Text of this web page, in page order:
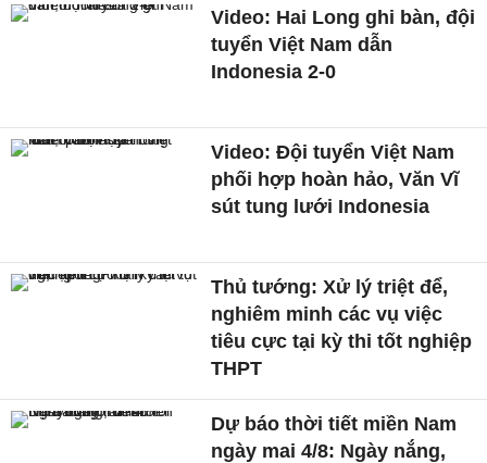
Video: Hai Long ghi bàn, đội
tuyển Việt Nam dẫn
Indonesia 2-0
Video: Đội tuyển Việt Nam
phối hợp hoàn hảo, Văn Vĩ
sút tung lưới Indonesia
Thủ tướng: Xử lý triệt để,
nghiêm minh các vụ việc
tiêu cực tại kỳ thi tốt nghiệp
THPT
Dự báo thời tiết miền Nam
ngày mai 4/8: Ngày nắng,